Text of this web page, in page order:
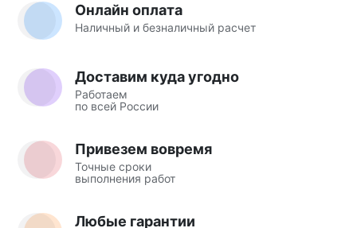
Онлайн оплата
Наличный и безналичный расчет
Доставим куда угодно
Работаем
по всей России
Привезем вовремя
Точные сроки
выполнения работ
Любые гарантии